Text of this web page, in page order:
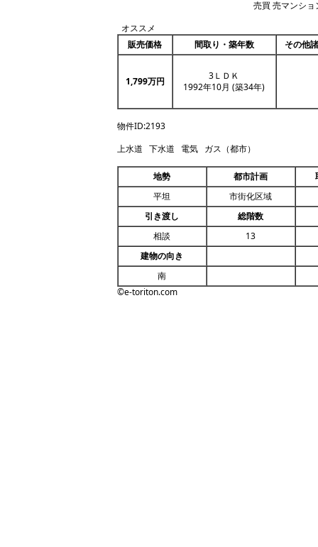
売買 売マンシ
オススメ
販売価格
間取り・築年数 その他
1,799万円
3ＬＤＫ
1992年10月(築34年)
物件ID:2193
上水道 下水道 電気 ガス（都市）
地勢 都市計画
平坦
市街化区域
引き渡し
総階数
相談
13
建物の向き
南
©e-toriton.com